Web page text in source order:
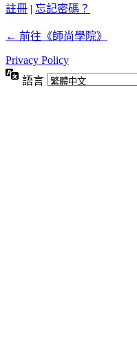
註冊 | 忘記密碼？
← 前往《師尚學院》
Privacy Policy
語言